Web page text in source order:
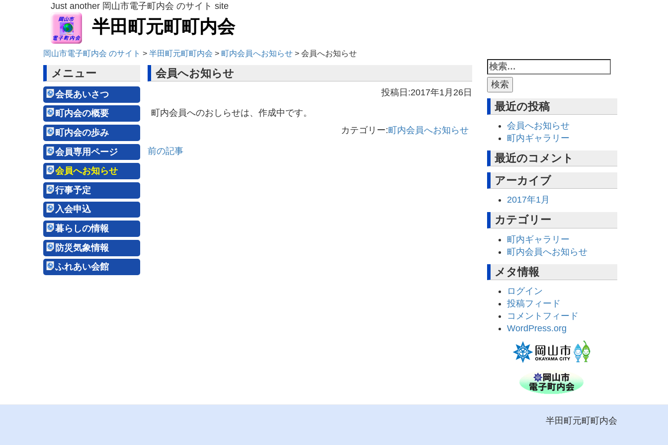
Just another 岡山市電子町内会 のサイト site
半田町元町町内会
岡山市電子町内会 のサイト > 半田町元町町内会 > 町内会員へお知らせ > 会員へお知らせ
メニュー
会長あいさつ
町内会の概要
町内会の歩み
会員専用ページ
会員へお知らせ
行事予定
入会申込
暮らしの情報
防災気象情報
ふれあい会館
会員へお知らせ
投稿日:2017年1月26日
町内会員へのおしらせは、作成中です。
カテゴリー:町内会員へお知らせ
前の記事
最近の投稿
会員へお知らせ
町内ギャラリー
最近のコメント
アーカイブ
2017年1月
カテゴリー
町内ギャラリー
町内会員へお知らせ
メタ情報
ログイン
投稿フィード
コメントフィード
WordPress.org
半田町元町町内会